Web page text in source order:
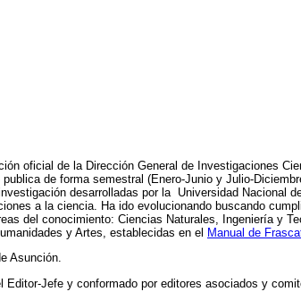
oficial de la Dirección General de Investigaciones
de forma semestral (Enero-Junio y Julio-
desarrolladas por la Universidad Nacional
a la ciencia. Ha ido evolucionando buscando
del conocimiento: Ciencias Naturales, Ingeniería y
y Artes, establecidas en el Manual de
Asunción.
Jefe y conformado por editores asociados y